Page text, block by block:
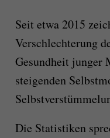
Seit etwa 2015
Verschlechterung
Gesundheit junger
steigenden
Die Statistiken